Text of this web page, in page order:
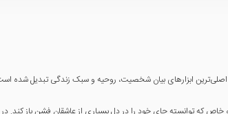
ابزارهای بیان شخصیت، روحیه و سبک زندگی تبدیل شده
که توانسته جای خود را در دل بسیاری از عاشقان فشن باز کند. در